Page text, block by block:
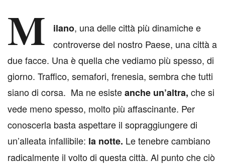
M ilano, una delle città più dinamiche e
controverse del nostro Paese, una città a
due facce. Una è quella che vediamo più spesso, di
giorno. Traffico, semafori, frenesia, sembra che tutti
siano di corsa. Ma ne esisteanche un’altra, che si
vede meno spesso, molto più affascinante. Per
conoscerla basta aspettare il sopraggiungere di
un’alleata infallibile: la notte. Le tenebre cambiano
radicalmente il volto di questa città. Al punto che ciò